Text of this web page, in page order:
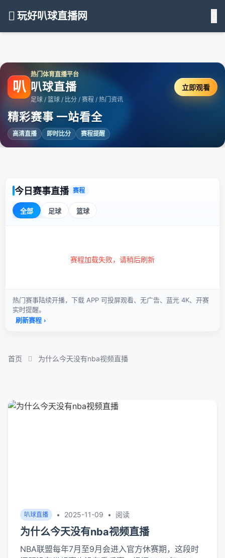
玩好叭球直播网
叭
热门体育直播平台
叭球直播
足球 / 篮球 / 比分 / 赛程 / 热门资讯
精彩赛事 一站看全
高清直播 即时比分 赛程提醒
立即观看
首页 为什么今天没有nba视频直播
叭球直播 • 2025-11-09 • 阅读
为什么今天没有nba视频直播
NBA联盟每年7月至9月会进入官方休赛期，这段时